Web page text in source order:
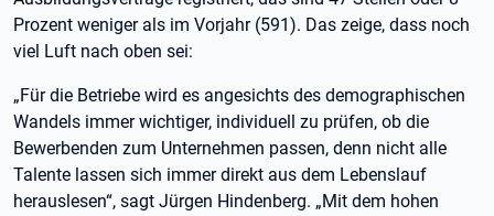
Prozent weniger als im Vorjahr (591). Das zeige, dass noch
viel Luft nach oben sei:
„Für die Betriebe wird es angesichts des demographischen
Wandels immer wichtiger, individuell zu prüfen, ob die
Bewerbenden zum Unternehmen passen, denn nicht alle
Talente lassen sich immer direkt aus dem Lebenslauf
herauslesen“, sagt Jürgen Hindenberg. „Mit dem hohen